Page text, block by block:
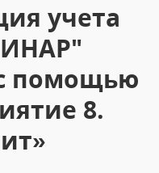
учета
помощью
8.